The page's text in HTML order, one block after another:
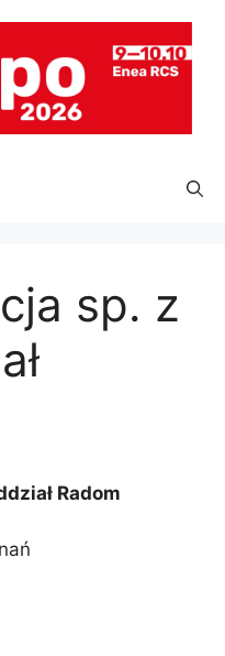
sp. z
Radom